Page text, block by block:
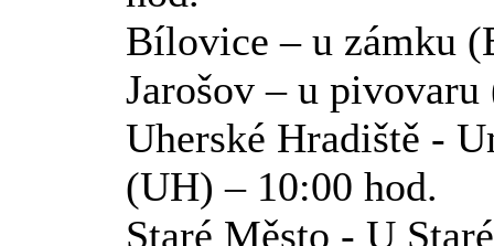
Bílovice – u zámku
Jarošov – u
Uherské Hradiště -
(UH) – 10:00 hod.
Staré Město - U